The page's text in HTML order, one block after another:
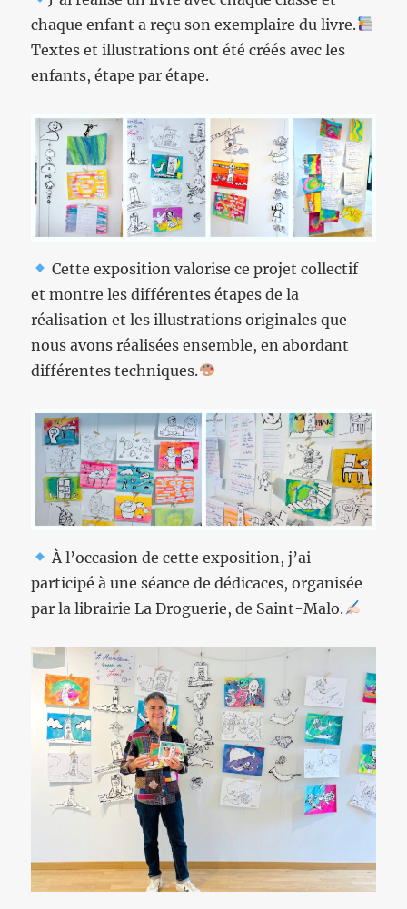
chaque enfant a reçu son exemplaire du livre.
Textes et illustrations ont été créés avec les
enfants, étape par étape.
Cette exposition valorise ce projet collectif
et montre les différentes étapes de la
réalisation et les illustrations originales que
nous avons réalisées ensemble, en abordant
différentes techniques.
À l’occasion de cette exposition, j’ai
participé à une séance de dédicaces, organisée
par la librairie La Droguerie, de Saint-Malo.